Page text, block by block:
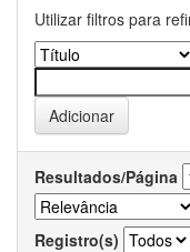
Utilizar filtros para
Resultados/Página
Registro(s)